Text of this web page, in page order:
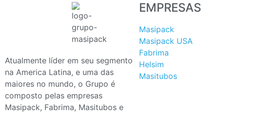
Atualmente líder em seu segmento
na America Latina, e uma das
maiores no mundo, o Grupo é
composto pelas empresas
Masipack, Fabrima, Masitubos e
EMPRESAS
Masipack
Masipack USA
Fabrima
Helsim
Masitubos